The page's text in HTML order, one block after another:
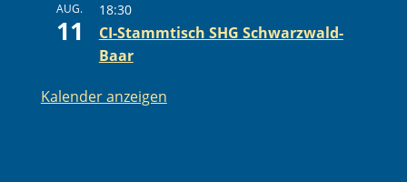
AUG.
11
18:30
CI-Stammtisch SHG Schwarzwald-
Baar
Kalender anzeigen